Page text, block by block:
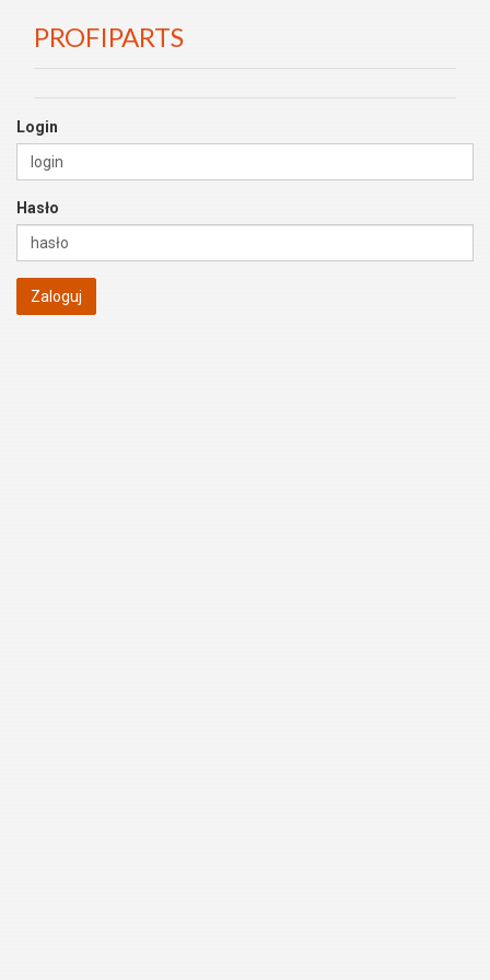
PROFIPARTS
Login
Hasło
Zaloguj